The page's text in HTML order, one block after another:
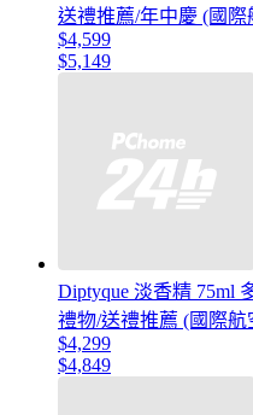
送禮推薦/年中慶 (國際
$4,599
$5,149
Diptyque 淡香精 75ml
禮物/送禮推薦 (國際航
$4,299
$4,849